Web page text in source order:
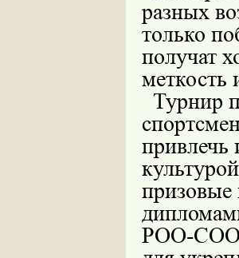
разных
только
получат
меткость
Турнир
привлечь
призовые
РОО-СОО